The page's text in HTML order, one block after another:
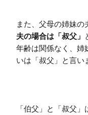
また、父母の姉妹の
夫の場合は「叔父」
年齢は関係なく、姉
いは「叔父」と言い
「伯父」と「叔父